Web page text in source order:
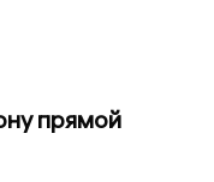
прямой